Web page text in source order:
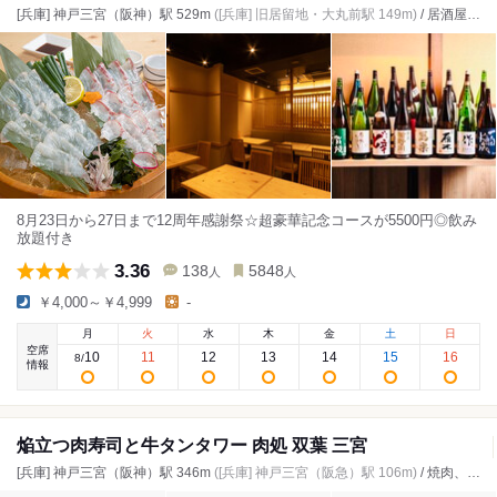
[兵庫] 神戸三宮（阪神）駅 529m ([兵庫] 旧居留地・大丸前駅 149m) / 居酒屋、鳥料理、海鮮
8月23日から27日まで12周年感謝祭☆超豪華記念コースが5500円◎飲み
放題付き
3.36 138 人 5848 人
￥4,000～￥4,999 -
空席
情報
月
8/10
火
11
水
12
木
13
金
14
土
15
日
16
焔立つ肉寿司と牛タンタワー 肉処 双葉 三宮
[兵庫] 神戸三宮（阪神）駅 346m ([兵庫] 神戸三宮（阪急）駅 106m) / 焼肉、ホルモン、居酒屋